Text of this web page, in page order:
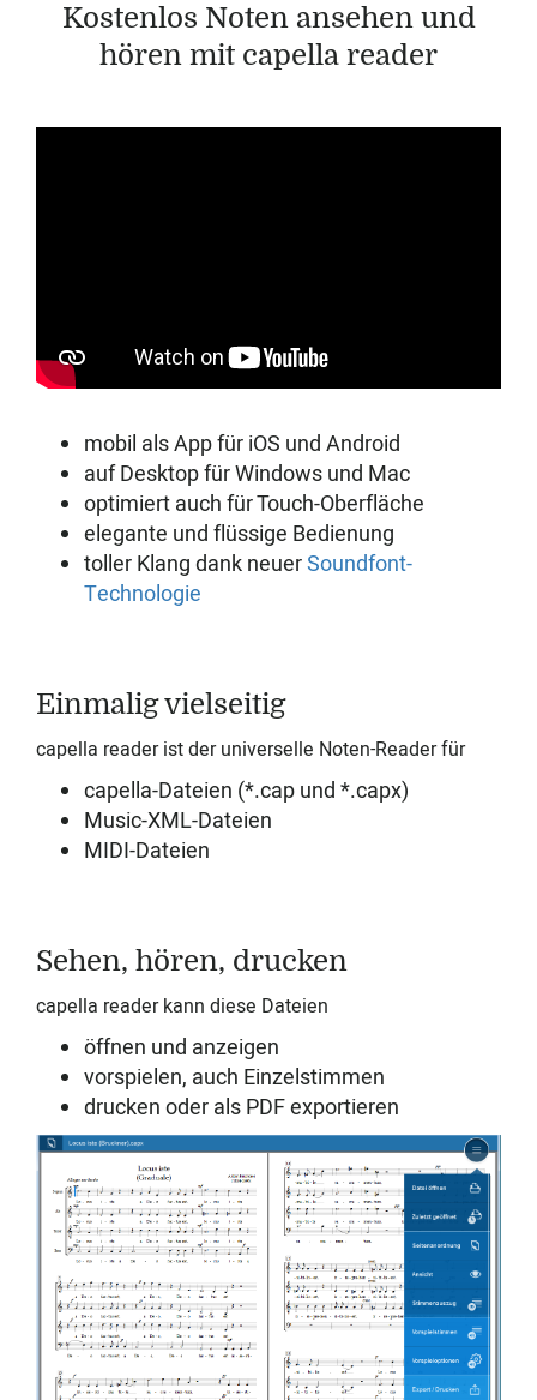
Kostenlos Noten ansehen und
hören mit capella reader
mobil als App für iOS und Android
auf Desktop für Windows und Mac
optimiert auch für Touch-Oberfläche
elegante und flüssige Bedienung
toller Klang dank neuerSoundfont-
Technologie
Einmalig vielseitig
capella reader ist der universelle Noten-Reader für
capella-Dateien (*.cap und *.capx)
Music-XML-Dateien
MIDI-Dateien
Sehen, hören, drucken
capella reader kann diese Dateien
öffnen und anzeigen
vorspielen, auch Einzelstimmen
drucken oder als PDF exportieren